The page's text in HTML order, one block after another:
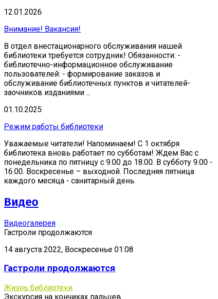
12.01.2026
Внимание! Вакансия!
В отдел внестационарного обслуживания нашей
библиотеки требуется сотрудник! Обязанности: -
библиотечно-информационное обслуживание
пользователей: - формирование заказов и
обслуживание библиотечных пунктов и читателей-
заочников изданиями ...
01.10.2025
Режим работы библиотеки
Уважаемые читатели! Напоминаем! С 1 октября
библиотека вновь работает по субботам! Ждем Вас с
понедельника по пятницу с 9.00 до 18.00. В субботу 9.00 -
16.00. Воскресенье – выходной. Последняя пятница
каждого месяца - санитарный день.
Видео
Видеогалерея
Гастроли продолжаются
14 августа 2022, Воскресенье 01:08
Гастроли продолжаются
Жизнь библиотеки
Экскурсия на кончиках пальцев